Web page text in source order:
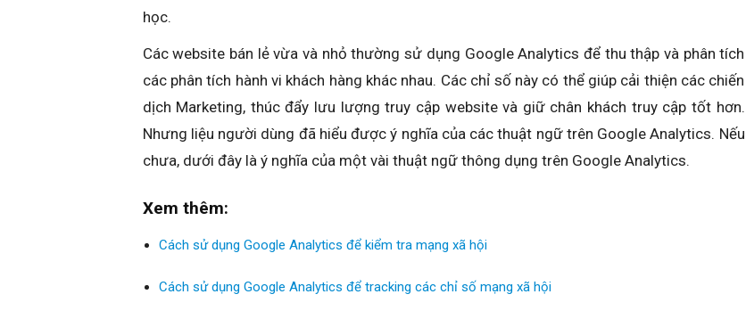
học.
Các website bán lẻ vừa và nhỏ thường sử dụng Google Analytics để thu thập và phân tích
các phân tích hành vi khách hàng khác nhau. Các chỉ số này có thể giúp cải thiện các chiến
dịch Marketing, thúc đẩy lưu lượng truy cập website và giữ chân khách truy cập tốt hơn.
Nhưng liệu người dùng đã hiểu được ý nghĩa của các thuật ngữ trên Google Analytics. Nếu
chưa, dưới đây là ý nghĩa của một vài thuật ngữ thông dụng trên Google Analytics.
Xem thêm:
Cách sử dụng Google Analytics để kiểm tra mạng xã hội
Cách sử dụng Google Analytics để tracking các chỉ số mạng xã hội